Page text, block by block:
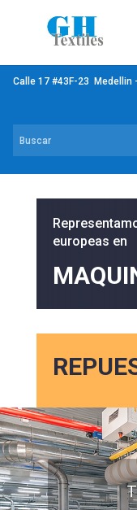
Calle 17 #43F-23 Medellin
europeas en